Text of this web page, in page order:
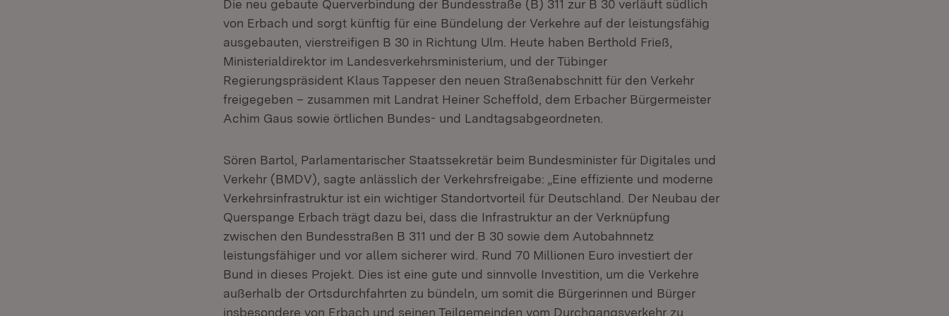
Die neu gebaute Querverbindung der Bundesstraße (B) 311 zur B 30 verläuft südlich
von Erbach und sorgt künftig für eine Bündelung der Verkehre auf der leistungsfähig
ausgebauten, vierstreifigen B 30 in Richtung Ulm. Heute haben Berthold Frieß,
Ministerialdirektor im Landesverkehrsministerium, und der Tübinger
Regierungspräsident Klaus Tappeser den neuen Straßenabschnitt für den Verkehr
freigegeben – zusammen mit Landrat Heiner Scheffold, dem Erbacher Bürgermeister
Achim Gaus sowie örtlichen Bundes- und Landtagsabgeordneten.
Sören Bartol, Parlamentarischer Staatssekretär beim Bundesminister für Digitales und
Verkehr (BMDV), sagte anlässlich der Verkehrsfreigabe: „Eine effiziente und moderne
Verkehrsinfrastruktur ist ein wichtiger Standortvorteil für Deutschland. Der Neubau der
Querspange Erbach trägt dazu bei, dass die Infrastruktur an der Verknüpfung
zwischen den Bundesstraßen B 311 und der B 30 sowie dem Autobahnnetz
leistungsfähiger und vor allem sicherer wird. Rund 70 Millionen Euro investiert der
Bund in dieses Projekt. Dies ist eine gute und sinnvolle Investition, um die Verkehre
außerhalb der Ortsdurchfahrten zu bündeln, um somit die Bürgerinnen und Bürger
insbesondere von Erbach und seinen Teilgemeinden vom Durchgangsverkehr zu